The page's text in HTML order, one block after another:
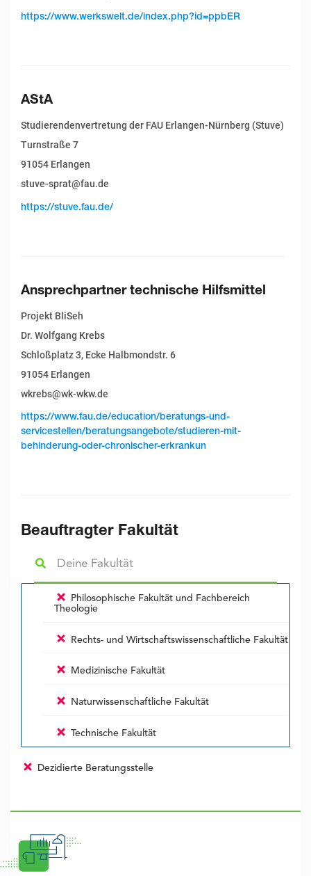
https://www.werkswelt.de/index.php?id=ppbER
AStA
Studierendenvertretung der FAU Erlangen-Nürnberg (Stuve)
Turnstraße 7
91054 Erlangen
stuve-sprat@fau.de
https://stuve.fau.de/
Ansprechpartner technische Hilfsmittel
Projekt BliSeh
Dr. Wolfgang Krebs
Schloßplatz 3, Ecke Halbmondstr. 6
91054 Erlangen
wkrebs@wk-wkw.de
https://www.fau.de/education/beratungs-und-
servicestellen/beratungsangebote/studieren-mit-
behinderung-oder-chronischer-erkrankun
Beauftragter Fakultät
Philosophische Fakultät und Fachbereich
Theologie
Rechts- und Wirtschaftswissenschaftliche Fakultät
Medizinische Fakultät
Naturwissenschaftliche Fakultät
Technische Fakultät
Dezidierte Beratungsstelle